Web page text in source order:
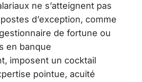
ne s’atteignent pas
d’exception, comme
de fortune ou
en banque
imposent un cocktail
pointue, acuité